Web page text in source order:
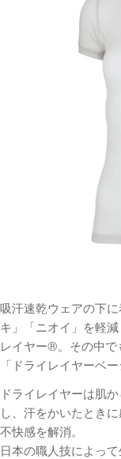
吸汗速乾ウェアの下に
キ 」「ニオイ 」を軽
レイヤー®。その中で
「ドライレイヤーベ
ドライレイヤーは肌
し、 汗をかいたとき
不快感を解消。
日本の職人技によっ